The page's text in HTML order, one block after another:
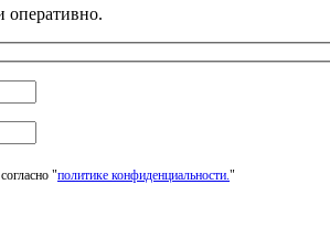
оперативно.
"политике конфиденциальности."